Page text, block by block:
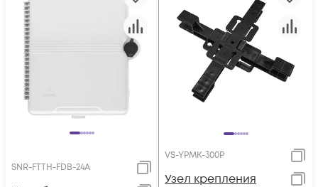
SNR-FTTH-FDB-24A
VS-YPMK-300P
Узел крепления